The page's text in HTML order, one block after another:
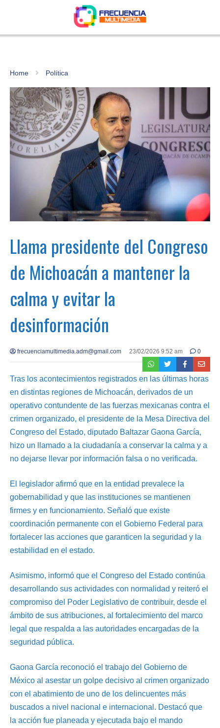
Home Política
Llama presidente del Congreso
de Michoacán a mantener la
calma y evitar la
desinformación
frecuenciamultimedia.adm@gmail.com 23/02/2026 9:52 am 0
Tras los acontecimientos registrados en las últimas horas
en distintas regiones de Michoacán, derivados de un
operativo contundente de las fuerzas mexicanas contra el
crimen organizado, el presidente de la Mesa Directiva del
Congreso del Estado, diputado Baltazar Gaona García,
hizo un llamado a la ciudadanía a conservar la calma y a
no dejarse llevar por información falsa o no verificada.
El legislador afirmó que en la entidad prevalece la
gobernabilidad y que las instituciones se mantienen
firmes y en funcionamiento. Señaló que existe
coordinación permanente con el Gobierno Federal para
fortalecer las acciones que garanticen la seguridad y la
estabilidad en el estado.
Asimismo, informó que el Congreso del Estado continúa
desarrollando sus actividades con normalidad y reiteró el
compromiso del Poder Legislativo de contribuir, desde el
ámbito de sus atribuciones, al fortalecimiento del marco
legal que respalda a las autoridades encargadas de la
seguridad pública.
Gaona García reconoció el trabajo del Gobierno de
México al asestar un golpe decisivo al crimen organizado
con el abatimiento de uno de los delincuentes más
buscados a nivel nacional e internacional. Destacó que
la acción fue planeada y ejecutada bajo el mando